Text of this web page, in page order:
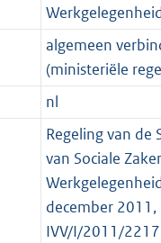
algemeen
(ministeriële
nl
Regeling van de
van Sociale
december 2011,
IVV/I/2011/